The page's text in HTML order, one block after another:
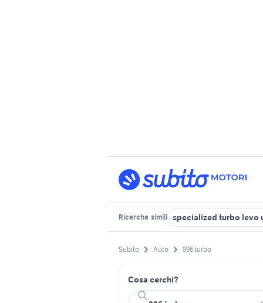
Ricerche simili specialized turbo levo
Subito Auto 996 turbo
Cosa cerchi?